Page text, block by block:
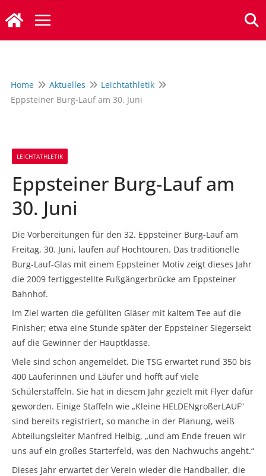
Inhalt
springen
Home Aktuelles
Leichtathletik
Eppsteiner Burg-Lauf am 30. Juni
LEICHTATHLETIK
Eppsteiner Burg-Lauf am
30. Juni
Die Vorbereitungen für den 32. Eppsteiner Burg-Lauf am
Freitag, 30. Juni, laufen auf Hochtouren. Das traditionelle
Burg-Lauf-Glas mit einem Eppsteiner Motiv zeigt dieses Jahr
die 2009 fertiggestellte Fußgängerbrücke am Eppsteiner
Bahnhof.
Im Ziel warten die gefüllten Gläser mit kaltem Tee auf die
Finisher; etwa eine Stunde später der Eppsteiner Siegersekt
auf die Gewinner der Hauptklasse.
Viele sind schon angemeldet. Die TSG erwartet rund 350 bis
400 Läuferinnen und Läufer und hofft auf viele
Schülerstaffeln. Sie hat in diesem Jahr gezielt mit Flyer dafür
geworden. Einige Staffeln wie „Kleine HELDENgroßerLAUF“
sind bereits registriert, so manche in der Planung, weiß
Abteilungsleiter Manfred Helbig, „und am Ende freuen wir
uns auf ein großes Starterfeld, was den Nachwuchs angeht.“
Dieses Jahr erwartet der Verein wieder die Handballer, die